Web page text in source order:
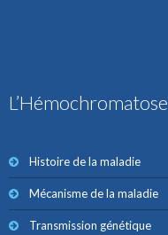
L’Hémochromatose
Histoire de la maladie
Mécanisme de la maladie
Transmission génétique